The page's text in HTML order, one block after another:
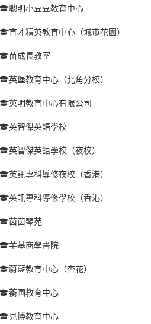
聰明小豆豆教育中心
育才精英教育中心（城巿花園）
苗成長教室
英堡教育中心（北角分校）
英明教育中心有限公司
英智傑英語學校
英智傑英語學校（夜校）
英訊專科導修夜校（香港）
英訊專科導修學校（香港）
茵茵琴苑
華基商學書院
蔚藍教育中心（杏花）
蘅圃教育中心
見博教育中心